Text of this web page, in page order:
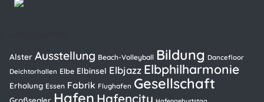
Alster Ausstellung Beach-Volleyball Bildung Dancefloor
Deichtorhallen Elbe Elbinsel Elbjazz Elbphilharmonie
Erholung Essen Fabrik Flughafen Gesellschaft
Hafen Hafencity